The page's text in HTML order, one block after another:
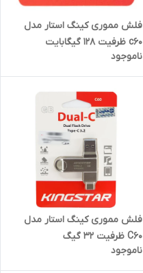
فلش مموری کینگ استار مدل
c60 ظرفیت 128 گیگابایت
ناموجود
فلش مموری کینگ استار مدل
C60 ظرفیت 32 گیگ
ناموجود